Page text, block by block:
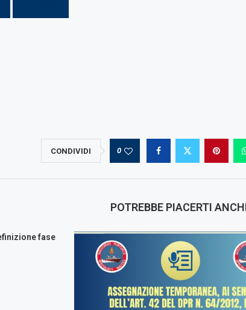
CONDIVIDI 0
POTREBBE PIACERTI
fase